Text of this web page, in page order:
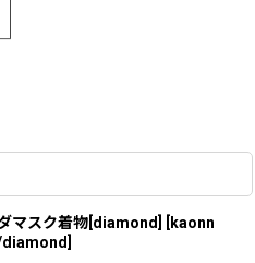
マスク着物[diamond]
kaonn